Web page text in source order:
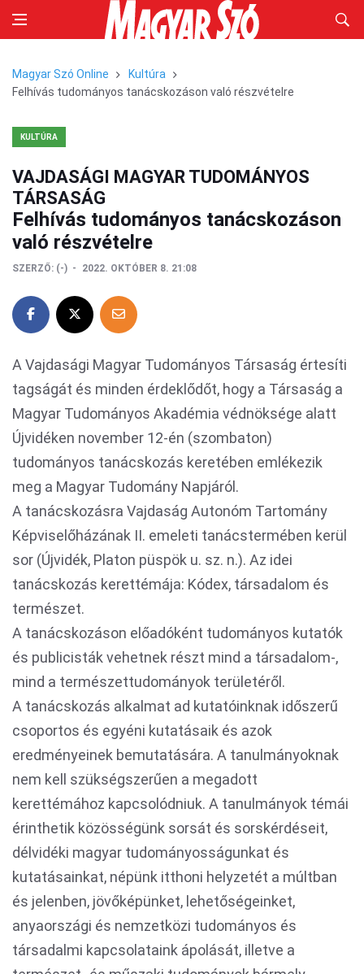
Magyar Szó Online
Kultúra
Felhívás tudományos tanácskozáson való részvételre
KULTÚRA
VAJDASÁGI MAGYAR TUDOMÁNYOS
TÁRSASÁG
Felhívás tudományos tanácskozáson
való részvételre
SZERZŐ: (-) 2022. OKTÓBER 8. 21:08
A Vajdasági Magyar Tudományos Társaság értesíti
tagságát és minden érdeklődőt, hogy a Társaság a
Magyar Tudományos Akadémia védnöksége alatt
Újvidéken november 12-én (szombaton)
tudományos tanácskozás keretében emlékezik
meg a Magyar Tudomány Napjáról.
A tanácskozásra Vajdaság Autonóm Tartomány
Képviselőházának II. emeleti tanácstermében kerül
sor (Újvidék, Platon püspök u. sz. n.). Az idei
tanácskozás kerettémája: Kódex, társadalom és
természet.
A tanácskozáson előadóként tudományos kutatók
és publicisták vehetnek részt mind a társadalom-,
mind a természettudományok területéről.
A tanácskozás alkalmat ad kutatóinknak időszerű
csoportos és egyéni kutatásaik és azok
eredményeinek bemutatására. A tanulmányoknak
nem kell szükségszerűen a megadott
kerettémához kapcsolódniuk. A tanulmányok témái
érinthetik közösségünk sorsát és sorskérdéseit,
délvidéki magyar tudományosságunkat és
kutatásainkat, népünk itthoni helyzetét a múltban
és jelenben, jövőképünket, lehetőségeinket,
anyaországi és nemzetközi tudományos és
társadalmi kapcsolataink ápolását, illetve a